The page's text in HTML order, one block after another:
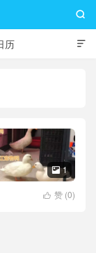

历

 1
 赞 (0)